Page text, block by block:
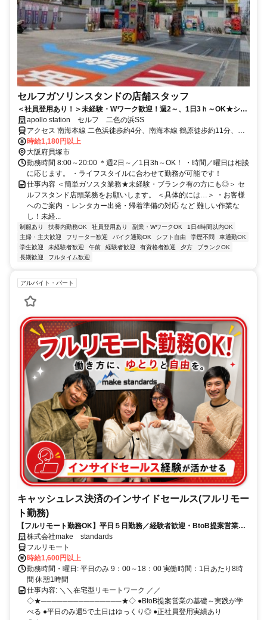
セルフガソリンスタンドの店舗スタッフ
＜社員登用あり！＞未経験・Wワーク歓迎！週2～、1日3ｈ～OK★シフ
トの融通◎
apollo station セルフ 二色の浜SS
アクセス 南海本線 二色浜徒歩約4分、南海本線 鶴原徒歩約11分、Ｊ
Ｒ阪和線 和泉橋本徒歩約22分
時給1,180円以上
大阪府貝塚市
勤務時間 8:00～20:00 ＊週2日～／1日3h～OK！ ・時間／曜日は相談
に応じます。 ・ライフスタイルに合わせて勤務が可能です！
仕事内容 ＜簡単ガソスタ業務★未経験・ブランク有の方にも◎＞ セ
ルフスタンド店頭業務をお願いします。 ＜具体的には…＞ ・お客様
へのご案内 ・レンタカー出発・帰着準備の対応 など 難しい作業な
し！未経...
制服あり 扶養内勤務OK 社員登用あり 副業・WワークOK
1日4時間以内OK
主婦・主夫歓迎
フリーター歓迎 バイク通勤OK シフト自由 学歴不問
車通勤OK
学生歓迎
未経験者歓迎 午前 経験者歓迎 有資格者歓迎 夕方
ブランクOK
長期歓迎
フルタイム歓迎
アルバイト・パート
キャッシュレス決済のインサイドセールス(フルリモー
ト勤務)
【フルリモート勤務OK】平日５日勤務／経験者歓迎・BtoB提案営業で
スキルアップ
株式会社make standards
フルリモート
時給1,600円以上
勤務時間・曜日: 平日のみ 9：00～18：00 実働時間：1日あたり8時
間 休憩1時間
仕事内容: ＼＼在宅型リモートワーク ／／
◇★───────────────★◇ ●BtoB提案営業の基礎～実践が学
べる ●平日のみ週5で土日はゆっくり◎ ●正社員登用実績あり